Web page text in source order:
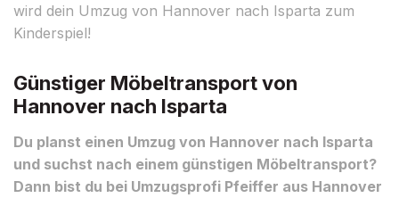
wird dein Umzug von Hannover nach Isparta zum
Kinderspiel!
Günstiger Möbeltransport von
Hannover nach Isparta
Du planst einen Umzug von Hannover nach Isparta
und suchst nach einem günstigen Möbeltransport?
Dann bist du bei Umzugsprofi Pfeiffer aus Hannover